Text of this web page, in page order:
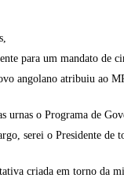
para um mandato de
angolano atribuiu ao
urnas o Programa de
serei o Presidente de
criada em torno da